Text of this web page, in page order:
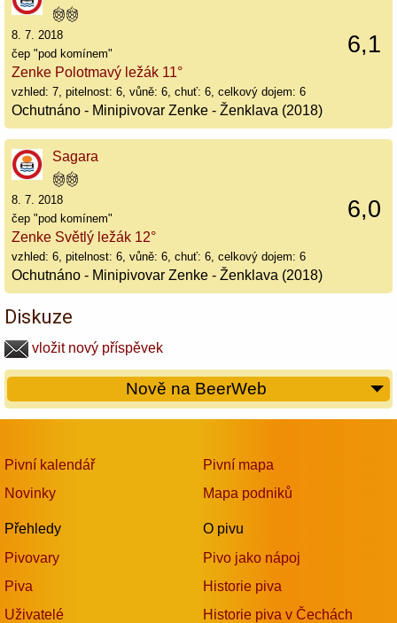
6,1
8. 7. 2018
čep "pod komínem"
Zenke Polotmavý ležák 11°
vzhled: 7, pitelnost: 6, vůně: 6, chuť: 6, celkový dojem: 6
Ochutnáno - Minipivovar Zenke - Ženklava (2018)
Sagara
6,0
8. 7. 2018
čep "pod komínem"
Zenke Světlý ležák 12°
vzhled: 6, pitelnost: 6, vůně: 6, chuť: 6, celkový dojem: 6
Ochutnáno - Minipivovar Zenke - Ženklava (2018)
Diskuze
vložit nový příspěvek
Nově na BeerWeb
Pivní kalendář
Novinky
Přehledy
Pivovary
Piva
Uživatelé
Pivní mapa
Mapa podniků
O pivu
Pivo jako nápoj
Historie piva
Historie piva v Čechách